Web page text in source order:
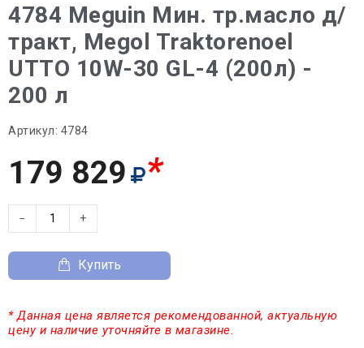
4784 Meguin Мин. тр.масло д/
тракт, Megol Traktorenoel
UTTO 10W-30 GL-4 (200л) -
200 л
Артикул: 4784
179 829 *
− +
Купить
* Данная цена является рекомендованной, актуальную
цену и наличие уточняйте в магазине.